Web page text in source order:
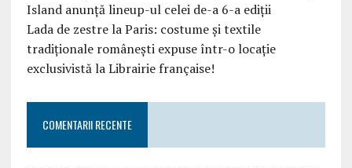
Island anunță lineup-ul celei de-a 6-a ediții
Lada de zestre la Paris: costume și textile
tradiționale românești expuse într-o locație
exclusivistă la Librairie française!
COMENTARII RECENTE